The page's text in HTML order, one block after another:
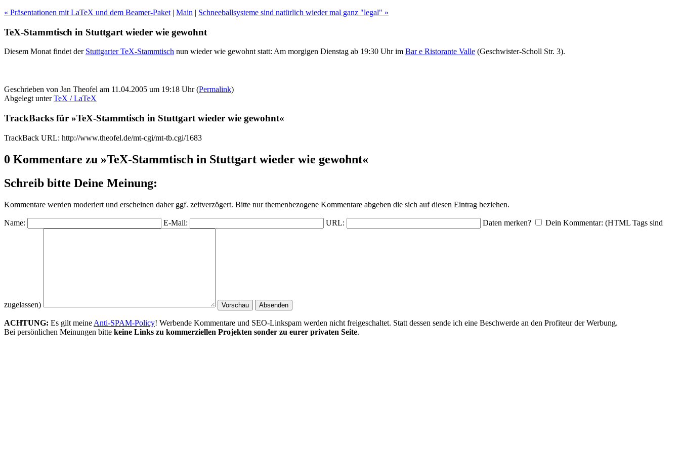
« Präsentationen mit LaTeX und dem Beamer-Paket | Main | Schneeballsysteme sind natürlich wieder mal ganz "legal" »
TeX-Stammtisch in Stuttgart wieder wie gewohnt
Diesem Monat findet der Stuttgarter TeX-Stammtisch nun wieder wie gewohnt statt: Am morgigen Dienstag ab 19:30 Uhr im Bar e Ristorante Valle (Geschwister-Scholl Str. 3).
Geschrieben von Jan Theofel am 11.04.2005 um 19:18 Uhr (Permalink)
Abgelegt unterTeX / LaTeX
TrackBacks für »TeX-Stammtisch in Stuttgart wieder wie gewohnt«
TrackBack URL: http://www.theofel.de/mt-cgi/mt-tb.cgi/1683
0 Kommentare zu »TeX-Stammtisch in Stuttgart wieder wie gewohnt«
Schreib bitte Deine Meinung:
Kommentare werden moderiert und erscheinen daher ggf. zeitverzögert. Bitte nur themenbezogene Kommentare abgeben die sich auf diesen Eintrag beziehen.
Name: E-Mail: URL: Daten merken? Dein Kommentar: (HTML Tags sind
zugelassen)
ACHTUNG: Es gilt meine Anti-SPAM-Policy! Werbende Kommentare und SEO-Linkspam werden nicht freigeschaltet. Statt dessen sende ich eine Beschwerde an den Profiteur der Werbung.
Bei persönlichen Meinungen bitte keine Links zu kommerziellen Projekten sonder zu eurer privaten Seite.